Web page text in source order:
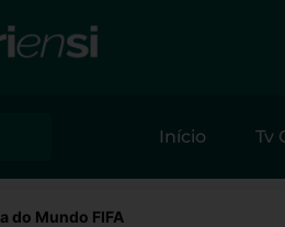
Início Tv
do Mundo FIFA